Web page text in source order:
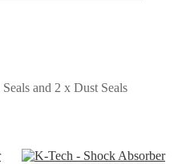
and 2 x Dust Seals